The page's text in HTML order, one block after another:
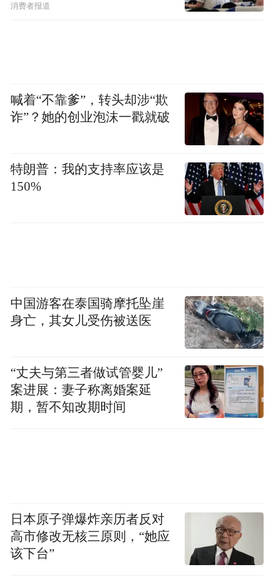
消费者报道
喊着“不靠爹”，转头却涉“欺
诈”？她的创业泡沫一戳就破
特朗普：我的支持率应该是
150%
中国游客在泰国骑摩托坠崖
身亡，其女儿受伤被送医
“丈夫与第三者做试管婴儿”
案进展：妻子称离婚案延
期，暂不知改期时间
日本原子弹爆炸亲历者反对
高市修改无核三原则，“她应
该下台”